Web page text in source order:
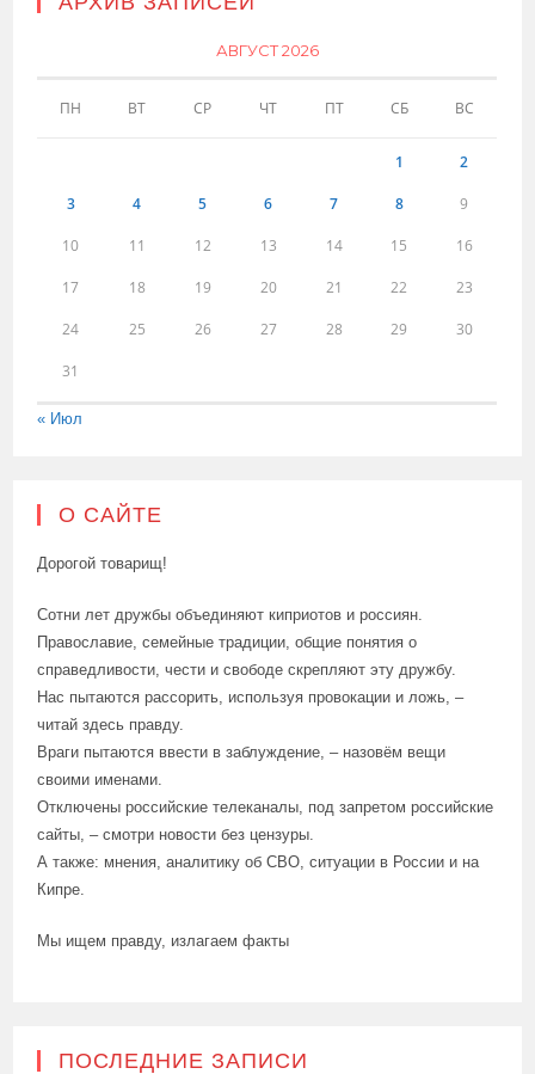
АВГУСТ 2026
ПН ВТ СР ЧТ ПТ СБ ВС
1 2
3 4 5 6 7 8 9
10 11 12 13 14 15 16
17 18 19 20 21 22 23
24 25 26 27 28 29 30
31
« Июл
О САЙТЕ
Дорогой товарищ!
Сотни лет дружбы объединяют киприотов и россиян.
Православие, семейные традиции, общие понятия о
справедливости, чести и свободе скрепляют эту дружбу.
Нас пытаются рассорить, используя провокации и ложь, –
читай здесь правду.
Враги пытаются ввести в заблуждение, – назовём вещи
своими именами.
Отключены российские телеканалы, под запретом российские
сайты, – смотри новости без цензуры.
А также: мнения, аналитику об СВО, ситуации в России и на
Кипре.
Мы ищем правду, излагаем факты
ПОСЛЕДНИЕ ЗАПИСИ